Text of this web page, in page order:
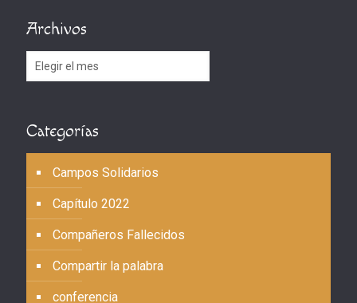
Archivos
Archivos
Categorías
Campos Solidarios
Capítulo 2022
Compañeros Fallecidos
Compartir la palabra
conferencia